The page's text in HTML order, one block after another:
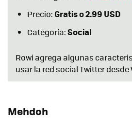
Precio:Gratis o 2.99 USD
Categoría:Social
Rowi agrega algunas
usar la red social Twitter
Mehdoh